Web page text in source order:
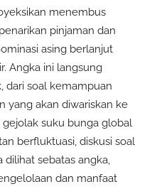
menembus
pinjaman dan
asing berlanjut
Angka ini langsung
dari soal kemampuan
yang akan diwariskan ke
suku bunga global
berfluktuasi, diskusi soal
dilihat sebatas angka,
dan manfaat